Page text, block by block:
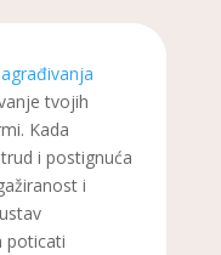
tvojih
Kada
i postignuća
i
poticati